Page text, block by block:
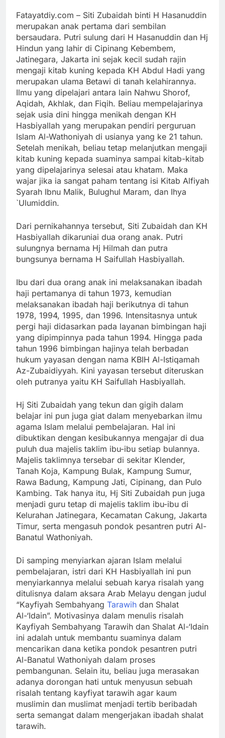
Fatayatdiy.com – Siti Zubaidah binti H Hasanuddin
merupakan anak pertama dari sembilan
bersaudara. Putri sulung dari H Hasanuddin dan Hj
Hindun yang lahir di Cipinang Kebembem,
Jatinegara, Jakarta ini sejak kecil sudah rajin
mengaji kitab kuning kepada KH Abdul Hadi yang
merupakan ulama Betawi di tanah kelahirannya.
Ilmu yang dipelajari antara lain Nahwu Shorof,
Aqidah, Akhlak, dan Fiqih. Beliau mempelajarinya
sejak usia dini hingga menikah dengan KH
Hasbiyallah yang merupakan pendiri perguruan
Islam Al-Wathoniyah di usianya yang ke 21 tahun.
Setelah menikah, beliau tetap melanjutkan mengaji
kitab kuning kepada suaminya sampai kitab-kitab
yang dipelajarinya selesai atau khatam. Maka
wajar jika ia sangat paham tentang isi Kitab Alfiyah
Syarah Ibnu Malik, Bulughul Maram, dan Ihya
`Ulumiddin.
Dari pernikahannya tersebut, Siti Zubaidah dan KH
Hasbiyallah dikaruniai dua orang anak. Putri
sulungnya bernama Hj Hilmah dan putra
bungsunya bernama H Saifullah Hasbiyallah.
Ibu dari dua orang anak ini melaksanakan ibadah
haji pertamanya di tahun 1973, kemudian
melaksanakan ibadah haji berikutnya di tahun
1978, 1994, 1995, dan 1996. Intensitasnya untuk
pergi haji didasarkan pada layanan bimbingan haji
yang dipimpinnya pada tahun 1994. Hingga pada
tahun 1996 bimbingan hajinya telah berbadan
hukum yayasan dengan nama KBIH Al-Istiqamah
Az-Zubaidiyyah. Kini yayasan tersebut diteruskan
oleh putranya yaitu KH Saifullah Hasbiyallah.
Hj Siti Zubaidah yang tekun dan gigih dalam
belajar ini pun juga giat dalam menyebarkan ilmu
agama Islam melalui pembelajaran. Hal ini
dibuktikan dengan kesibukannya mengajar di dua
puluh dua majelis taklim ibu-ibu setiap bulannya.
Majelis taklimnya tersebar di sekitar Klender,
Tanah Koja, Kampung Bulak, Kampung Sumur,
Rawa Badung, Kampung Jati, Cipinang, dan Pulo
Kambing. Tak hanya itu, Hj Siti Zubaidah pun juga
menjadi guru tetap di majelis taklim ibu-ibu di
Kelurahan Jatinegara, Kecamatan Cakung, Jakarta
Timur, serta mengasuh pondok pesantren putri Al-
Banatul Wathoniyah.
Di samping menyiarkan ajaran Islam melalui
pembelajaran, istri dari KH Hasbiyallah ini pun
menyiarkannya melalui sebuah karya risalah yang
ditulisnya dalam aksara Arab Melayu dengan judul
“Kayfiyah Sembahyang Tarawih dan Shalat
Al-‘Idain”. Motivasinya dalam menulis risalah
Kayfiyah Sembahyang Tarawih dan Shalat Al-‘Idain
ini adalah untuk membantu suaminya dalam
mencarikan dana ketika pondok pesantren putri
Al-Banatul Wathoniyah dalam proses
pembangunan. Selain itu, beliau juga merasakan
adanya dorongan hati untuk menyusun sebuah
risalah tentang kayfiyat tarawih agar kaum
muslimin dan muslimat menjadi tertib beribadah
serta semangat dalam mengerjakan ibadah shalat
tarawih.